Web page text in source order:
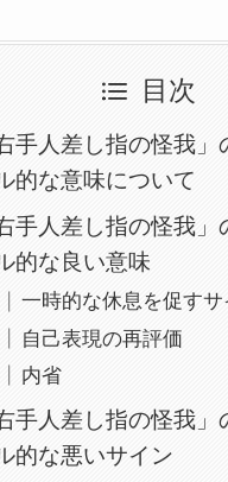
目次
右手人差し指の怪我」
的な意味について
右手人差し指の怪我
的な良い意味
一時的な休息を促すサ
自己表現の再評価
内省
右手人差し指の怪我
的な悪いサイン